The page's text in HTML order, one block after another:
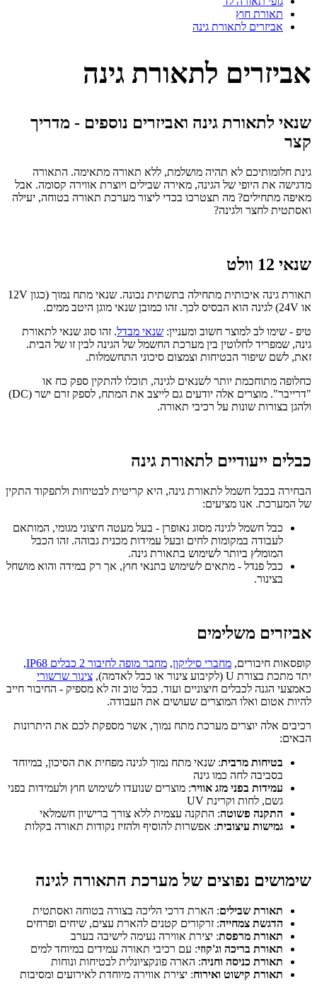
תאורת חוץ
אביזרים לתאורת גינה
אביזרים לתאורת גינה
שנאי לתאורת גינה ואביזרים נוספים - מדריך
קצר
גינת חלומותיכם לא תהיה מושלמת, ללא תאורה מתאימה. התאורה
מדגישה את היופי של הגינה, מאירה שבילים ויוצרת אווירה קסומה. אבל
מאיפה מתחילים? מה תצטרכו בכדי ליצור מערכת תאורה בטוחה, יעילה
ואסתטית לחצר ולגינה?
שנאי 12 וולט
תאורת גינה איכותית מתחילה בתשתית נכונה. שנאי מתח נמוך (כגון 12V
או 24V) לגינה הוא הבסיס לכך. זהו כמובן שנאי מוגן היטב ממים.
טיפ - שימו לב למוצר חשוב ומעניין: שנאי מבדל. זהו סוג שנאי לתאורת
גינה, שמפריד לחלוטין בין מערכת החשמל של הגינה לבין זו של הבית.
זאת, לשם שיפור הבטיחות וצמצום סיכוני התחשמלות.
כחלופה מתוחכמת יותר לשנאים לגינה, תוכלו להתקין ספק כח או
"דרייבר". מוצרים אלה יודעים גם לייצב את המתח, לספק זרם ישר (DC)
ולהגן בצורות שונות על רכיבי תאורה.
כבלים ייעודיים לתאורת גינה
הבחירה בכבל חשמל לתאורת גינה, היא קריטית לבטיחות ולתפקוד התקין
של המערכת. אנו מציעים:
כבל חשמל לגינה מסוג נאופרן - בעל מעטה חיצוני מגומי, המותאם
לעבודה במקומות לחים ובעל עמידות מכנית גבוהה. זהו הכבל
המומלץ ביותר לשימוש בתאורת גינה.
כבל פנדל - מתאים לשימוש בתנאי חוץ, אך רק במידה והוא מושחל
בצינור.
אביזרים משלימים
קופסאות חיבורים, מחברי סיליקון, מחבר מופה לחיבור 2 כבלים IP68
,
יתד מתכת בצורת U (לקיבוע צינור או כבל לאדמה),
צינור שרשורי
כאמצעי הגנה לכבלים חיצוניים ועוד. כבל טוב זה לא מספיק - החיבור חייב
להיות אטום ואלו המוצרים שעושים את העבודה.
רכיבים אלה יוצרים מערכת מתח נמוך, אשר מספקת לכם את היתרונות
הבאים:
בטיחות מרבית: שנאי מתח נמוך לגינה מפחית את הסיכון, במיוחד
בסביבה לחה כמו גינה
עמידות בפני מזג אוויר: מוצרים שנועדו לשימוש חוץ ולעמידות בפני
גשם, לחות וקרינת UV
התקנה פשוטה: התקנה עצמית ללא צורך ברישיון חשמלאי
גמישות עיצובית: אפשרות להוסיף ולהזיז נקודות תאורה בקלות
שימושים נפוצים של מערכת התאורה לגינה
תאורת שבילים: הארת דרכי הליכה בצורה בטוחה ואסתטית
הדגשת צמחייה: זרקורים קטנים להארת עצים, שיחים ופרחים
תאורת מרפסת: יצירת אווירה נעימה לישיבה בערב
תאורת בריכה וג'קוזי: עם רכיבי תאורה עמידים במיוחד למים
תאורת כניסה וחניה: הארה פונקציונלית לבטיחות ונוחות
תאורת קישוט ואירוח: יצירת אווירה מיוחדת לאירועים ומסיבות